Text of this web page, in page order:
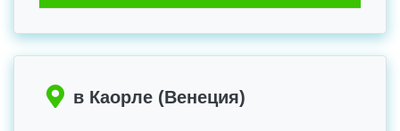
в Каорле (Венеция)